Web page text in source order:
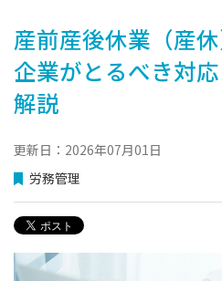
産前産後休業（産
企業がとるべき対
解説
更新日：2026年07月01日
労務管理